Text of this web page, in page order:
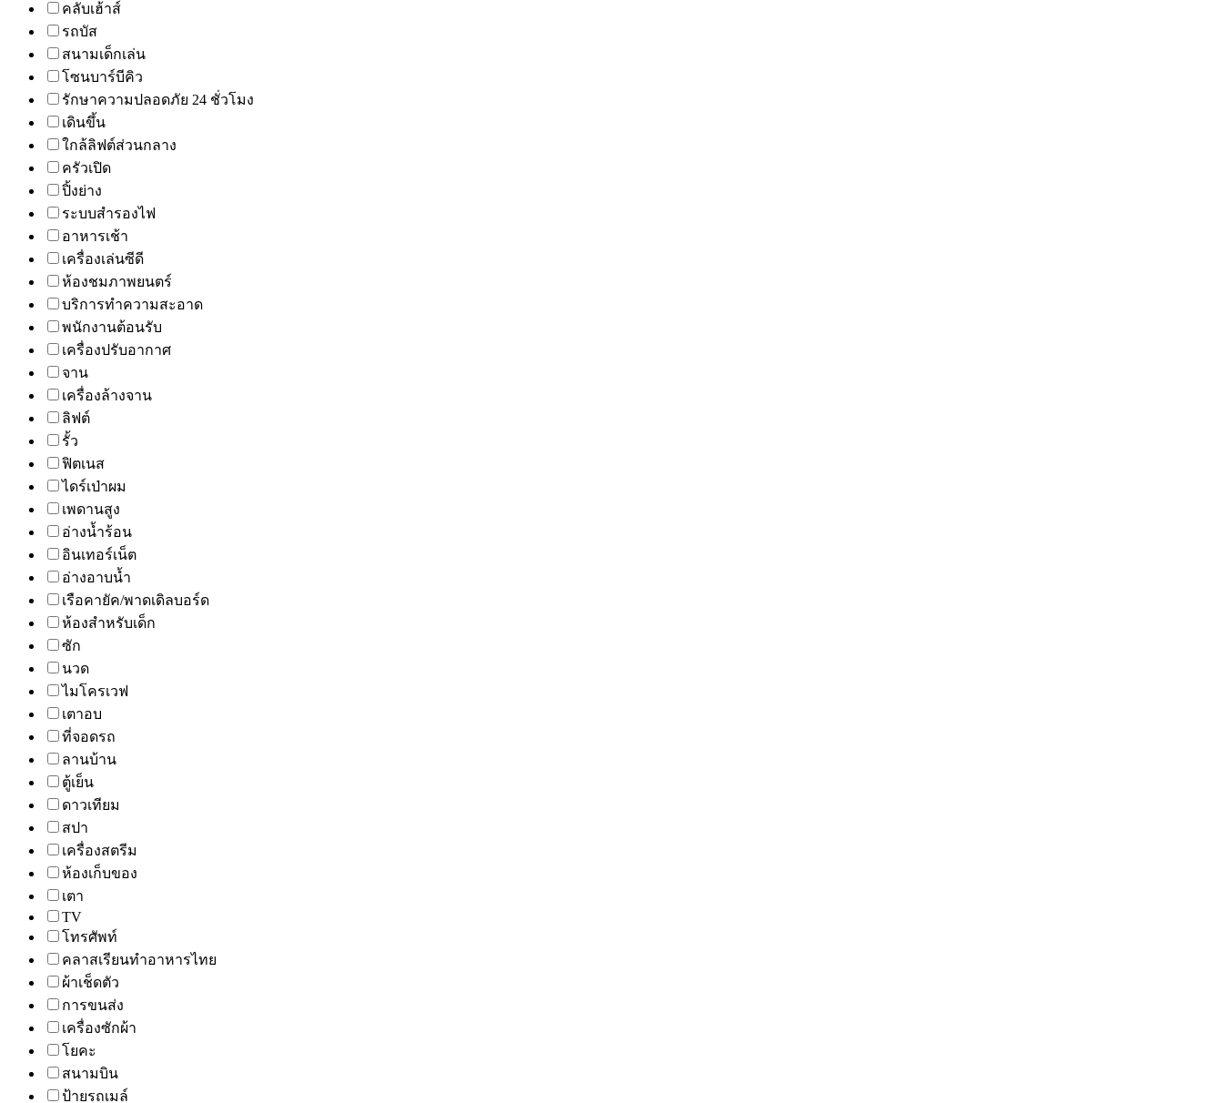
คลับเฮ้าส์
รถบัส
สนามเด็กเล่น
โซนบาร์บีคิว
รักษาความปลอดภัย 24 ชั่วโมง
เดินขึ้น
ใกล้ลิฟต์ส่วนกลาง
ครัวเปิด
ปิ้งย่าง
ระบบสำรองไฟ
อาหารเช้า
เครื่องเล่นซีดี
ห้องชมภาพยนตร์
บริการทำความสะอาด
พนักงานต้อนรับ
เครื่องปรับอากาศ
จาน
เครื่องล้างจาน
ลิฟต์
รั้ว
ฟิตเนส
ไดร์เป่าผม
เพดานสูง
อ่างน้ำร้อน
อินเทอร์เน็ต
อ่างอาบน้ำ
เรือคายัค/พาดเดิลบอร์ด
ห้องสำหรับเด็ก
ซัก
นวด
ไมโครเวฟ
เตาอบ
ที่จอดรถ
ลานบ้าน
ตู้เย็น
ดาวเทียม
สปา
เครื่องสตรีม
ห้องเก็บของ
เตา
TV
โทรศัพท์
คลาสเรียนทำอาหารไทย
ผ้าเช็ดตัว
การขนส่ง
เครื่องซักผ้า
โยคะ
สนามบิน
ป้ายรถเมล์